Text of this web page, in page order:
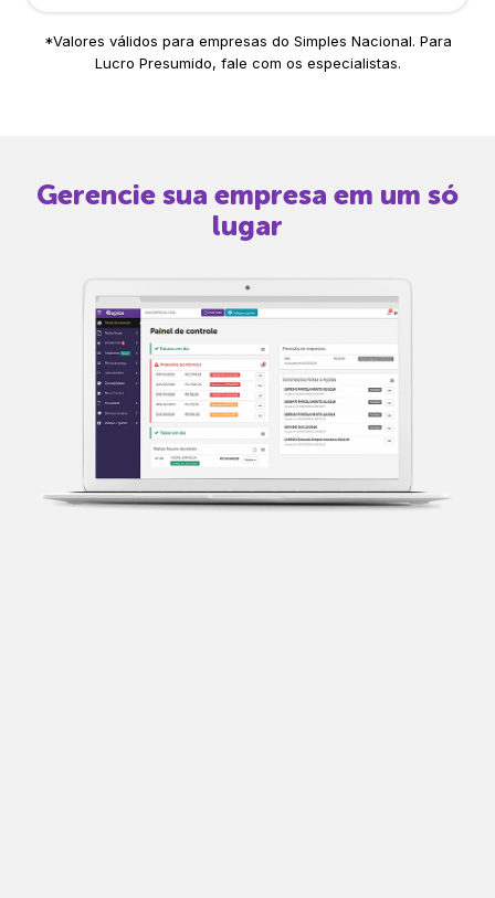
*Valores válidos para empresas do Simples Nacional. Para
Lucro Presumido, fale com os especialistas.
Gerencie sua empresa em um só
lugar